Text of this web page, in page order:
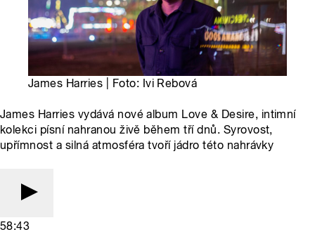
James Harries | Foto: Ivi Rebová
James Harries vydává nové album Love & Desire, intimní
kolekci písní nahranou živě během tří dnů. Syrovost,
upřímnost a silná atmosféra tvoří jádro této nahrávky
58:43